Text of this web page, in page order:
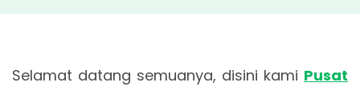
Pertamini
Selamat datang semuanya, disini kami Pusat